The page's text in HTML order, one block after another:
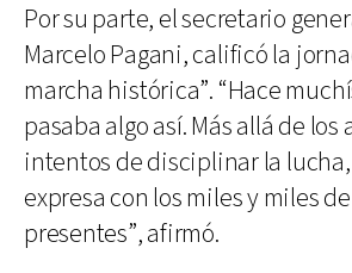
Por su parte, el secretario
Marcelo Pagani, calificó la
marcha histórica”. “Hace
pasaba algo así. Más allá de los
intentos de disciplinar la
expresa con los miles y miles
presentes”, afirmó.